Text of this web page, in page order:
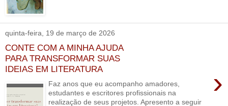
quinta-feira, 19 de março de 2026
CONTE COM A MINHA AJUDA
PARA TRANSFORMAR SUAS
IDEIAS EM LITERATURA
›
Faz anos que eu acompanho amadores,
estudantes e escritores profissionais na
realização de seus projetos. Apresento a seguir